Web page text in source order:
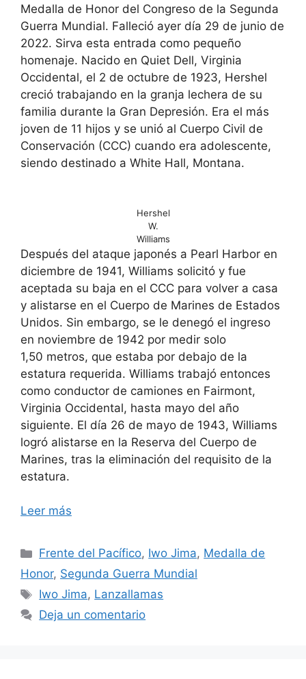
Medalla de Honor del Congreso de la Segunda
Guerra Mundial. Falleció ayer día 29 de junio de
2022. Sirva esta entrada como pequeño
homenaje. Nacido en Quiet Dell, Virginia
Occidental, el 2 de octubre de 1923, Hershel
creció trabajando en la granja lechera de su
familia durante la Gran Depresión. Era el más
joven de 11 hijos y se unió al Cuerpo Civil de
Conservación (CCC) cuando era adolescente,
siendo destinado a White Hall, Montana.
Hershel
W.
Williams
Después del ataque japonés a Pearl Harbor en
diciembre de 1941, Williams solicitó y fue
aceptada su baja en el CCC para volver a casa
y alistarse en el Cuerpo de Marines de Estados
Unidos. Sin embargo, se le denegó el ingreso
en noviembre de 1942 por medir solo
1,50 metros, que estaba por debajo de la
estatura requerida. Williams trabajó entonces
como conductor de camiones en Fairmont,
Virginia Occidental, hasta mayo del año
siguiente. El día 26 de mayo de 1943, Williams
logró alistarse en la Reserva del Cuerpo de
Marines, tras la eliminación del requisito de la
estatura.
Leer más
Categorías
Frente del Pacífico, Iwo Jima, Medalla de
Honor, Segunda Guerra Mundial
Etiquetas
Iwo Jima, Lanzallamas
Deja un comentario